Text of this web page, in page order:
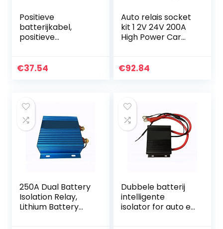
Positieve
batterijkabel,
positieve
geleidbaarheid
€37.54
Auto relais socket
kit 1 2V 24V 200A
High Power Car
Heavy Duty Auto
€92.84
250A Dual Battery
Isolation Relay,
Lithium Battery
Dubbele batterij
intelligente
isolator for auto en